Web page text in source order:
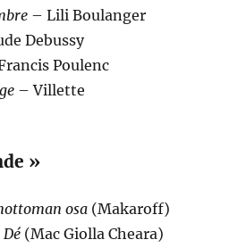
– Lili Boulanger
Debussy
Poulenc
– Villette
»
osa (Makaroff)
(Mac Giolla Cheara)